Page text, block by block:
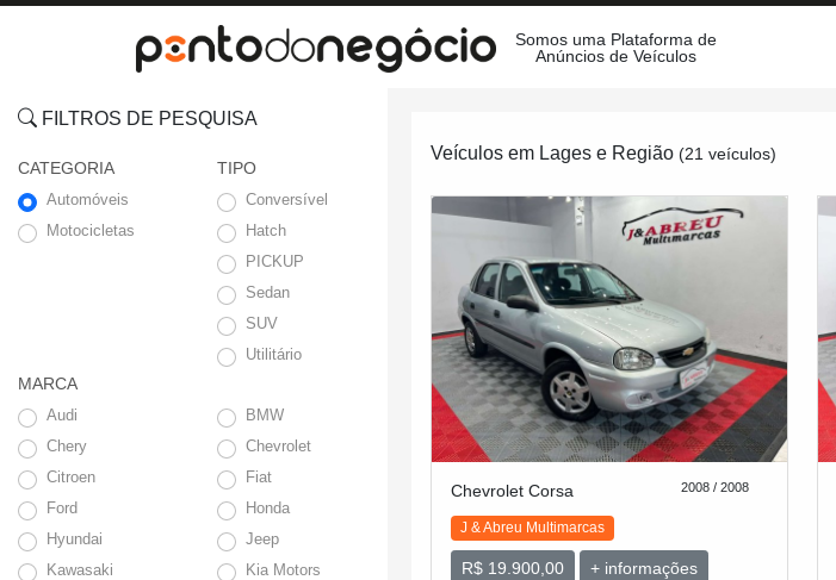
Somos uma Plataforma de
Anúncios de Veículos
FILTROS DE PESQUISA
CATEGORIA
Automóveis
Motocicletas
TIPO
Conversível
Hatch
PICKUP
Sedan
SUV
Utilitário
MARCA
Audi
BMW
Chery
Chevrolet
Citroen
Fiat
Ford
Honda
Hyundai
Jeep
Kawasaki
Kia Motors
Veículos em Lages e Região (21 veículos)
Chevrolet Corsa 2008 / 2008
J & Abreu Multimarcas
R$ 19.900,00 + informações